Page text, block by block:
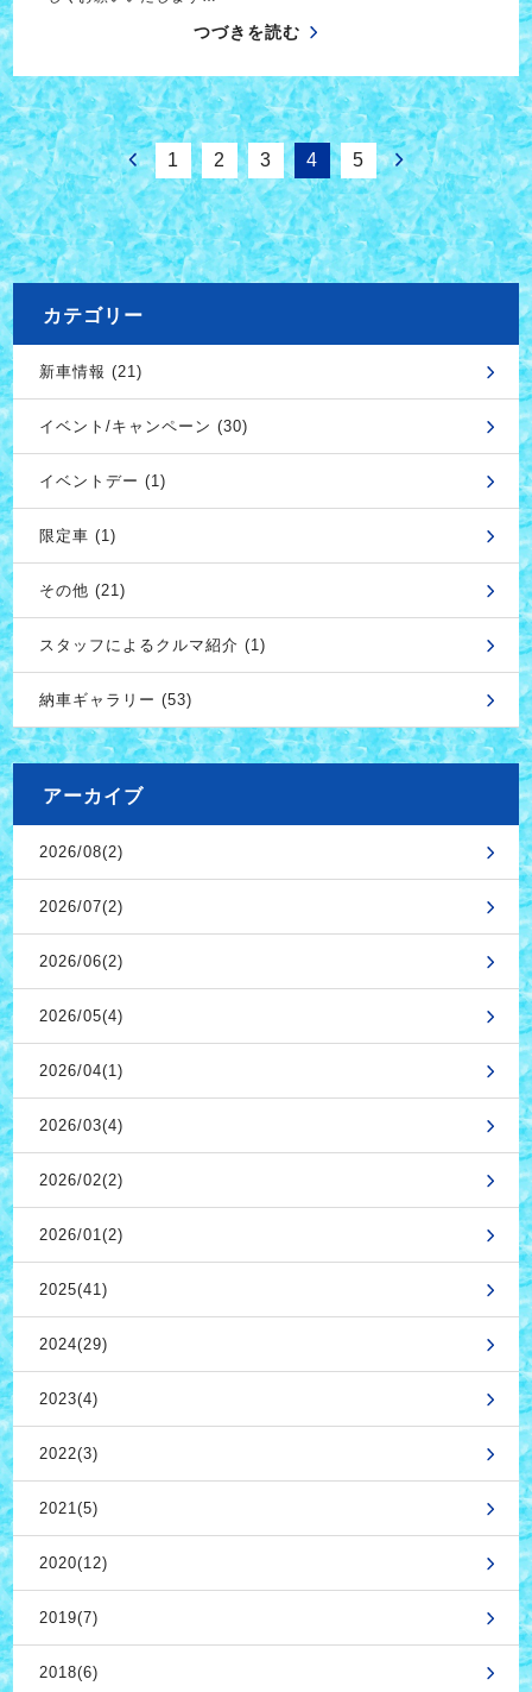
つづきを読む
1 2 3 4 5
カテゴリー
新車情報 (21)
イベント/キャンペーン (30)
イベントデー (1)
限定車 (1)
その他 (21)
スタッフによるクルマ紹介 (1)
納車ギャラリー (53)
アーカイブ
2026/08(2)
2026/07(2)
2026/06(2)
2026/05(4)
2026/04(1)
2026/03(4)
2026/02(2)
2026/01(2)
2025(41)
2024(29)
2023(4)
2022(3)
2021(5)
2020(12)
2019(7)
2018(6)